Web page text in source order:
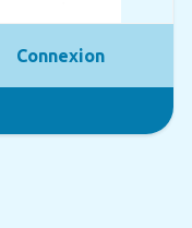
Connexion